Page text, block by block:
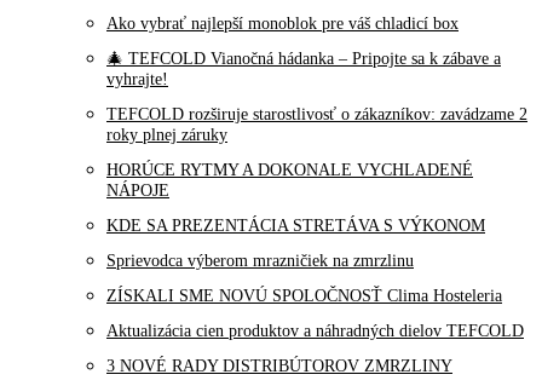
Ako vybrať najlepší monoblok pre váš chladicí box
🎄 TEFCOLD Vianočná hádanka – Pripojte sa k zábave a
vyhrajte!
TEFCOLD rozširuje starostlivosť o zákazníkov: zavádzame 2
roky plnej záruky
HORÚCE RYTMY A DOKONALE VYCHLADENÉ
NÁPOJE
KDE SA PREZENTÁCIA STRETÁVA S VÝKONOM
Sprievodca výberom mrazničiek na zmrzlinu
ZÍSKALI SME NOVÚ SPOLOČNOSŤ Clima Hosteleria
Aktualizácia cien produktov a náhradných dielov TEFCOLD
3 NOVÉ RADY DISTRIBÚTOROV ZMRZLINY